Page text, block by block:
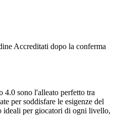
Accreditati dopo la conferma
4.0 sono l'alleato perfetto tra
per soddisfare le esigenze del
ideali per giocatori di ogni livello,